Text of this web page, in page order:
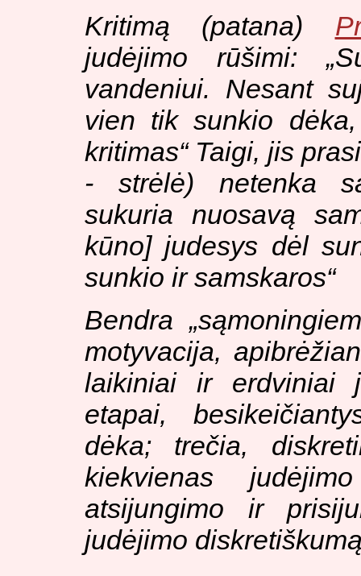
Kritimą (patana)
judėjimo rūšimi: „
vandeniui. Nesant
vien tik sunkio
kritimas“ Taigi, jis
- strėlė) netenka
sukuria nuosavą
kūno] judesys dėl
sunkio ir samskaros“
Bendra
motyvacija,
laikiniai ir erdviniai
etapai,
dėka; trečia,
kiekvienas
atsijungimo ir
judėjimo